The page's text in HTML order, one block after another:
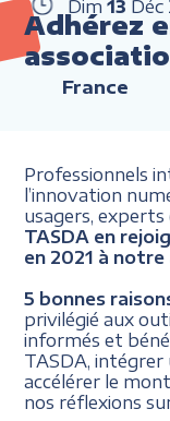
Dim 13 Déc
Adhérez
France
Professionnels
l’innovation
usagers, experts
TASDA en
en 2021 à
5 bonnes
privilégié aux
informés et
TASDA, intégrer
accélérer le
nos réflexions